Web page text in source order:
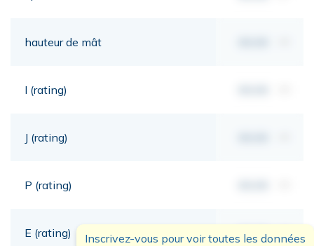
hauteur de mât
I (rating)
J (rating)
P (rating)
E (rating) 00,00
Inscrivez-vous pour voir toutes les données